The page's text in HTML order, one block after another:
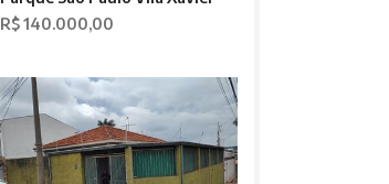
R$ 140.000,00